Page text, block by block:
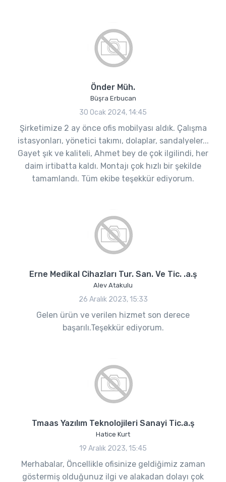
Önder Müh.
Büşra Erbucan
30 Ocak 2024, 14:45
Şirketimize 2 ay önce ofis mobilyası aldık. Çalışma
istasyonları, yönetici takımı, dolaplar, sandalyeler...
Gayet şık ve kaliteli, Ahmet bey de çok ilgilindi, her
daim irtibatta kaldı. Montajı çok hızlı bir şekilde
tamamlandı. Tüm ekibe teşekkür ediyorum.
Erne Medikal Cihazları Tur. San. Ve Tic. .a.ş
Alev Atakulu
26 Aralık 2023, 15:33
Gelen ürün ve verilen hizmet son derece
başarılı.Teşekkür ediyorum.
Tmaas Yazılım Teknolojileri Sanayi Tic.a.ş
Hatice Kurt
19 Aralık 2023, 15:45
Merhabalar, Öncellikle ofisinize geldiğimiz zaman
göstermiş olduğunuz ilgi ve alakadan dolayı çok